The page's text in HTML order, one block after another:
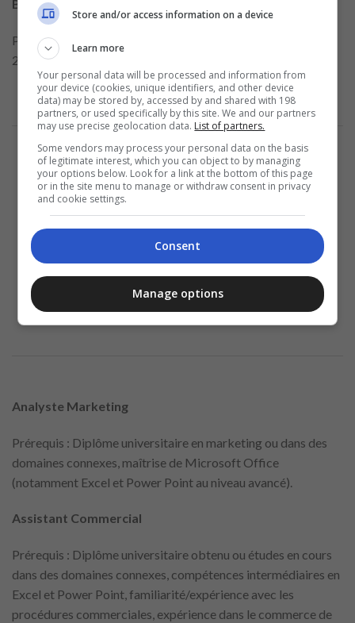
Boucher
Prérequis : Diplôme d’études secondaires et âge minimum de
21 ans.
Annonce
Analyste Marketing
Prérequis : Diplôme universitaire en marketing ou dans des
domaines connexes, maîtrise de Microsoft Office
(notamment Excel et Power Point au niveau avancé).
Assistant Commercial
Prérequis : Diplôme universitaire obtenu ou études en cours
dans des domaines connexes, compétences intermédiaires en
Excel et Power Point, familiarité/expérience avec les
procédures commerciales, expérience dans le commerce de
Store and/or access information on a device
Learn more
Your personal data will be processed and information from
your device (cookies, unique identifiers, and other device
data) may be stored by, accessed by and shared with 198
partners, or used specifically by this site. We and our partners
may use precise geolocation data. List of partners.
Some vendors may process your personal data on the basis
of legitimate interest, which you can object to by managing
your options below. Look for a link at the bottom of this page
or in the site menu to manage or withdraw consent in privacy
and cookie settings.
Consent
Manage options